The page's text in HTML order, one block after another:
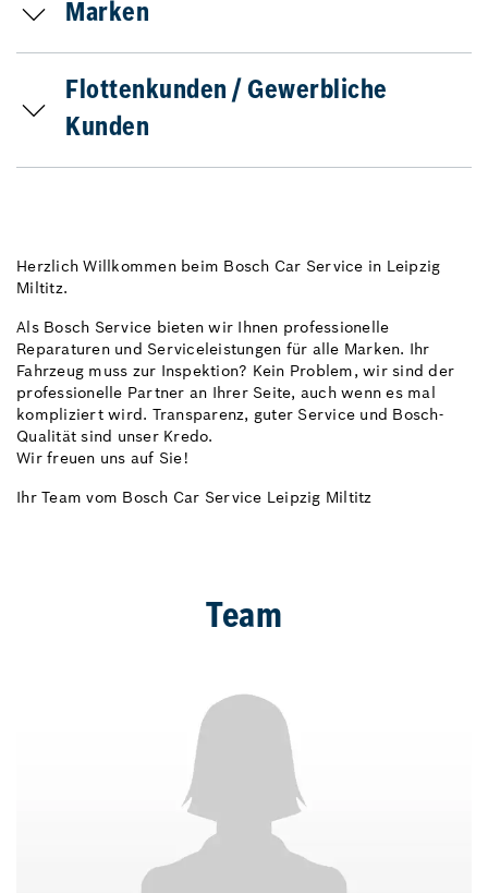
Marken
Flottenkunden / Gewerbliche
Kunden
Herzlich Willkommen beim Bosch Car Service in Leipzig
Miltitz.
Als Bosch Service bieten wir Ihnen professionelle
Reparaturen und Serviceleistungen für alle Marken. Ihr
Fahrzeug muss zur Inspektion? Kein Problem, wir sind der
professionelle Partner an Ihrer Seite, auch wenn es mal
kompliziert wird. Transparenz, guter Service und Bosch-
Qualität sind unser Kredo.
Wir freuen uns auf Sie!
Ihr Team vom Bosch Car Service Leipzig Miltitz
Team